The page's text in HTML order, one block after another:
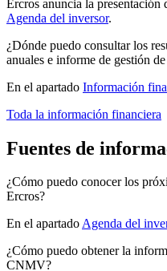
Ercros anuncia la presentación
Agenda del inversor.
¿Dónde puedo consultar los
anuales e informe de gestión
En el apartado Información
Toda la información financiera
Fuentes de
¿Cómo puedo conocer los
Ercros?
En el apartadoAgenda del
¿Cómo puedo obtener la
CNMV?